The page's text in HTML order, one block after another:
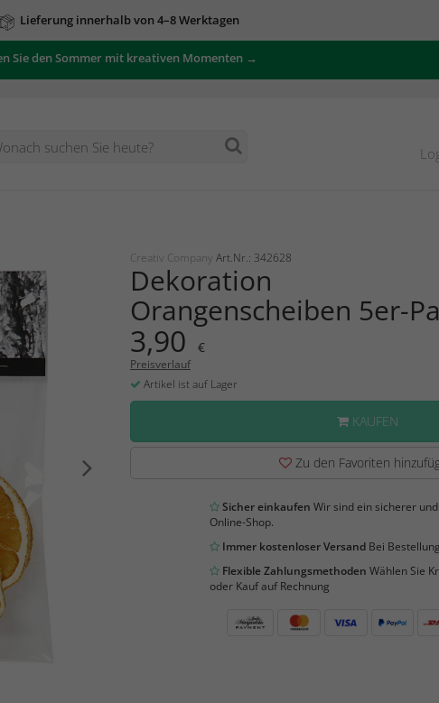
Lieferung innerhalb von 4–8 Werktagen
Zu unseren Angeboten
Sie den Sommer mit kreativen Momenten →
Creativ Company Art.Nr.: 342628
Dekoration
Orangenscheiben 5er-
3,90 €
Preisverlauf
Artikel ist auf Lager
KAUFEN
Zu den Favoriten
Sicher einkaufen Wir sind ein sicherer
Online-Shop.
Immer kostenloser VersandBei
Flexible Zahlungsmethoden Wählen Sie
oder Kauf auf Rechnung